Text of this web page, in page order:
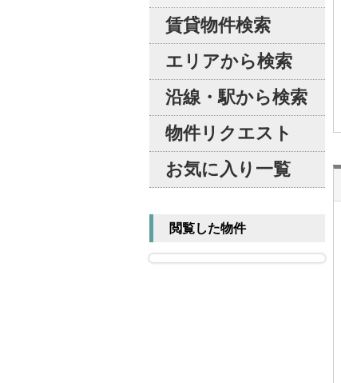
賃貸物件検索
エリアから検索
沿線・駅から検索
物件リクエスト
お気に入り一覧
閲覧した物件